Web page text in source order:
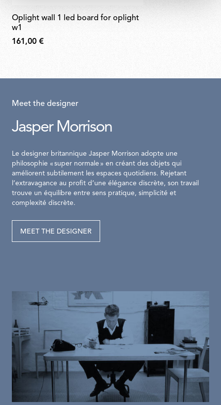
oplight wall 1 led board for oplight
w1
161,00 €
Meet the designer
Jasper Morrison
Le designer britannique Jasper Morrison adopte une
philosophie « super normale » en créant des objets qui
améliorent subtilement les espaces quotidiens. Rejetant
l’extravagance au profit d’une élégance discrète, son travail
trouve un équilibre entre sens pratique, simplicité et
complexité discrète.
MEET THE DESIGNER